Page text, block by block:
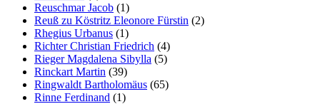
Reuschmar Jacob (1)
Reuß zu Köstritz Eleonore Fürstin (2)
Rhegius Urbanus (1)
Richter Christian Friedrich (4)
Rieger Magdalena Sibylla (5)
Rinckart Martin (39)
Ringwaldt Bartholomäus (65)
Rinne Ferdinand (1)